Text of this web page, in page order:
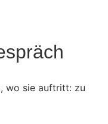
wo sie auftritt: zu